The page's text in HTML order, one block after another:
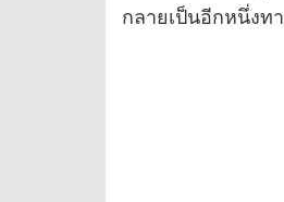
กลายเป็นอีกหนึ่งท